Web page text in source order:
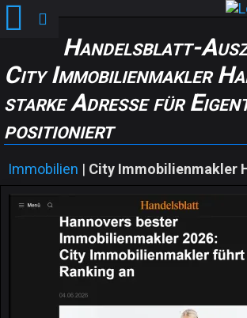
Handelsblatt-
City Immobilienmakler
starke Adresse für
positioniert
Immobilien | City Immobilienmakler